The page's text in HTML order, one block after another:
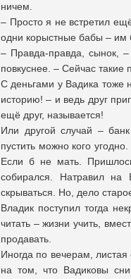
ничем.
– Просто я не встретил
одни корыстные бабы – им
– Правда-правда, сынок, –
повкуснее. – Сейчас
С деньгами у Вадика тоже
историю! – и ведь друг
ещё друг, называется!
Или другой случай –
пустить можно кого
Если б не мать.
собирался. Натравил
скрываться. Но, дело
Владик поступил тогда
читать – жизни учить,
продавать.
Иногда по вечерам,
на том, что Вадиковы